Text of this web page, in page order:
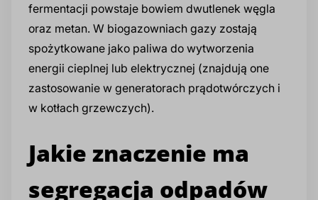
fermentacji powstaje bowiem dwutlenek węgla
oraz metan. W biogazowniach gazy zostają
spożytkowane jako paliwa do wytworzenia
energii cieplnej lub elektrycznej (znajdują one
zastosowanie w generatorach prądotwórczych i
w kotłach grzewczych).
Jakie znaczenie ma
segregacja odpadów